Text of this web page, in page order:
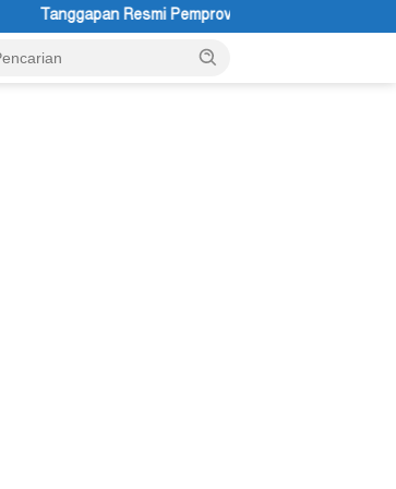
Papua Pegunungan Pasca Gubernur Dr John Tabo